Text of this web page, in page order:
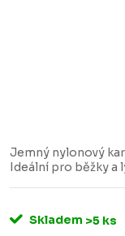
Jemný nylonový
Ideální pro běžky a
Skladem >5 ks